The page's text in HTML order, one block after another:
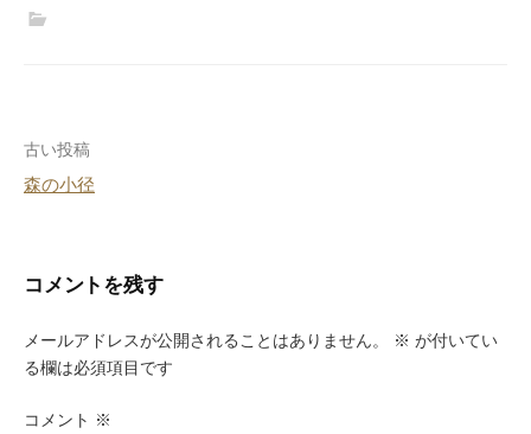
投
稿
ビ
ゲ
ー
シ
古い投稿
森の小径
コメントを残す
メールアドレスが公開されることはありません。 ※ が付いてい
る欄は必須項目です
コメント ※